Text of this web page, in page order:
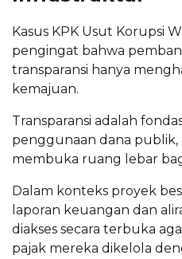
Kasus KPK Usut Korupsi
pengingat bahwa
transparansi hanya
kemajuan.
Transparansi adalah
penggunaan dana publik,
membuka ruang lebar
Dalam konteks proyek
laporan keuangan dan
diakses secara terbuka
pajak mereka dikelola